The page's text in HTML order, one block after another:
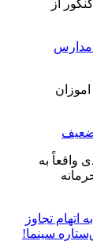
مدارس
ضعیف
تجاوز
سینما!